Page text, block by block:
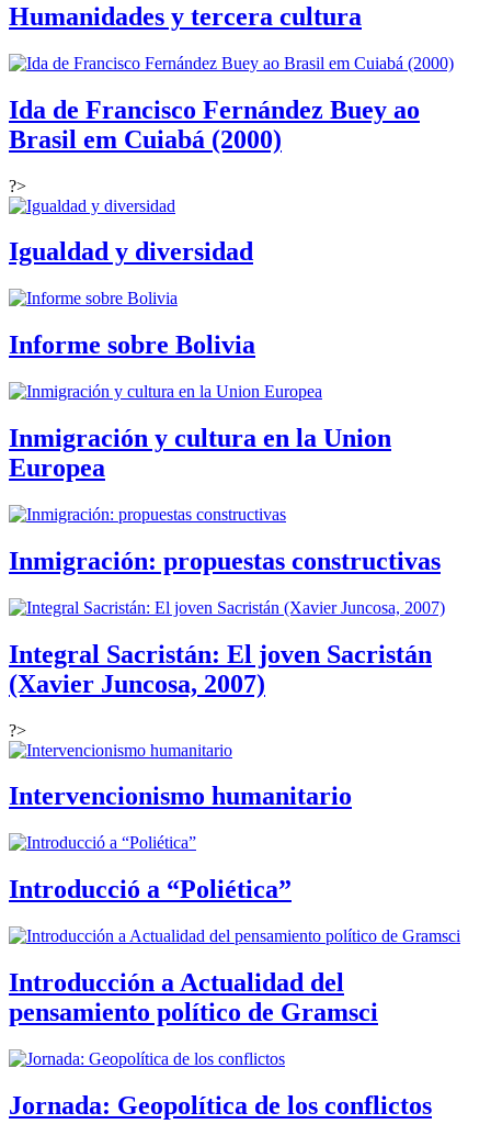
Humanidades y tercera cultura
Ida de Francisco Fernández Buey ao
Brasil em Cuiabá (2000)
?>
Igualdad y diversidad
Informe sobre Bolivia
Inmigración y cultura en la Union
Europea
Inmigración: propuestas constructivas
Integral Sacristán: El joven Sacristán
(Xavier Juncosa, 2007)
?>
Intervencionismo humanitario
Introducció a “Poliética”
Introducción a Actualidad del
pensamiento político de Gramsci
Jornada: Geopolítica de los conflictos